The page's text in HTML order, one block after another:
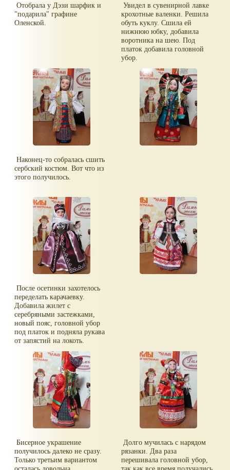
Отобрала у Дэзи шарфик и
"подарила" графине
Оленской.
Увидел в сувенирной лавке
крохотные валенки. Решила
обуть куклу. Сшила ей
нижнюю юбку, добавила
воротника на шею. Под
платок добавила головной
убор.
Наконец-то собралась сшить
сербский костюм. Вот что из
этого получилось.
После осетинки захотелось
переделать карачаевку.
Добавила жилет с
серебряными застежками,
новый пояс, головной убор
под платок и подняла рукава
от запястий на локоть.
Бисерное украшение
получилось далеко не сразу.
Только третьим вариантом
осталась довольна.
Долго мучилась с нарядом
рязанки. Два раза
перешивала головной убор,
так как все время получались